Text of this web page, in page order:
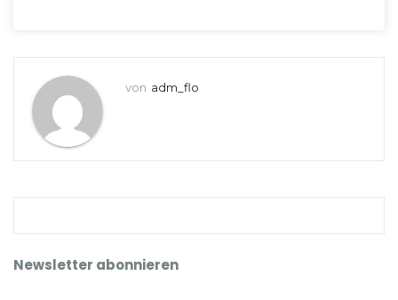
von adm_flo
Newsletter abonnieren